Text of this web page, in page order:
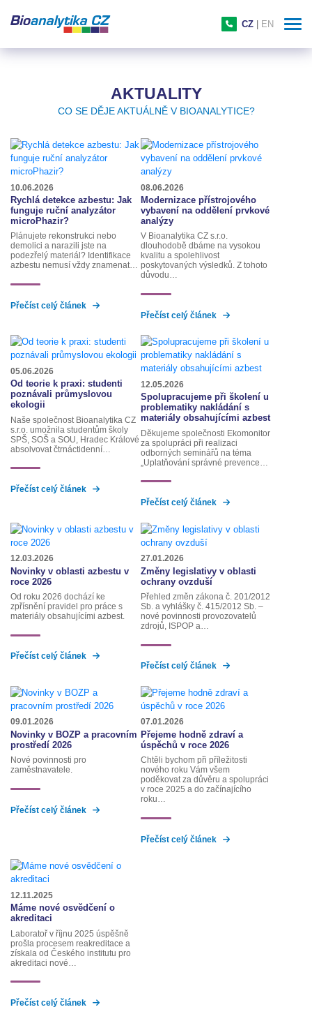
CZ EN
AKTUALITY
CO SE DĚJE AKTUÁLNĚ V BIOANALYTICE?
10.06.2026
Rychlá detekce azbestu: Jak
funguje ruční analyzátor
microPhazir?
Plánujete rekonstrukci nebo
demolici a narazili jste na
podezřelý materiál? Identifikace
azbestu nemusí vždy znamenat…
Přečíst celý článek
08.06.2026
Modernizace přístrojového
vybavení na oddělení prvkové
analýzy
V Bioanalytika CZ s.r.o.
dlouhodobě dbáme na vysokou
kvalitu a spolehlivost
poskytovaných výsledků. Z tohoto
důvodu…
Přečíst celý článek
05.06.2026
Od teorie k praxi: studenti
poznávali průmyslovou
ekologii
Naše společnost Bioanalytika CZ
s.r.o. umožnila studentům školy
SPŠ, SOŠ a SOU, Hradec Králové
absolvovat čtrnáctidenní…
Přečíst celý článek
12.05.2026
Spolupracujeme při školení u
problematiky nakládání s
materiály obsahujícími azbest
Děkujeme společnosti Ekomonitor
za spolupráci při realizaci
odborných seminářů na téma
„Uplatňování správné prevence…
Přečíst celý článek
12.03.2026
Novinky v oblasti azbestu v
roce 2026
Od roku 2026 dochází ke
zpřísnění pravidel pro práce s
materiály obsahujícími azbest.
Přečíst celý článek
27.01.2026
Změny legislativy v oblasti
ochrany ovzduší
Přehled změn zákona č. 201/2012
Sb. a vyhlášky č. 415/2012 Sb. –
nové povinnosti provozovatelů
zdrojů, ISPOP a…
Přečíst celý článek
09.01.2026
Novinky v BOZP a pracovním
prostředí 2026
Nové povinnosti pro
zaměstnavatele.
Přečíst celý článek
07.01.2026
Přejeme hodně zdraví a
úspěchů v roce 2026
Chtěli bychom při příležitosti
nového roku Vám všem
poděkovat za důvěru a spolupráci
v roce 2025 a do začínajícího
roku…
Přečíst celý článek
12.11.2025
Máme nové osvědčení o
akreditaci
Laboratoř v říjnu 2025 úspěšně
prošla procesem reakreditace a
získala od Českého institutu pro
akreditaci nové…
Přečíst celý článek